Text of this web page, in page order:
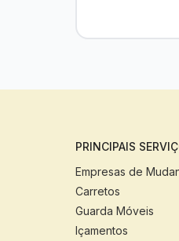
PRINCIPAIS
Empresas de
Carretos
Guarda Móveis
Içamentos